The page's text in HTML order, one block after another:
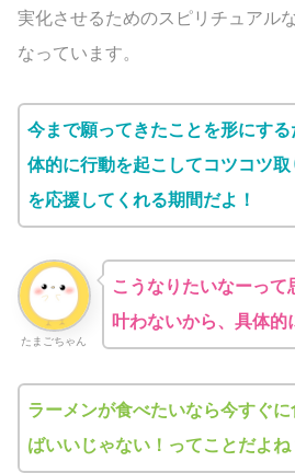
実化させるためのスピリチュアル
なっています。
今まで願ってきたことを形にす
体的に行動を起こしてコツコツ取
を応援してくれる期間だよ！
たまごちゃん
こうなりたいなーって
叶わないから、具体的
ラーメンが食べたいなら今すぐ
ばいいじゃない！ってことだよね